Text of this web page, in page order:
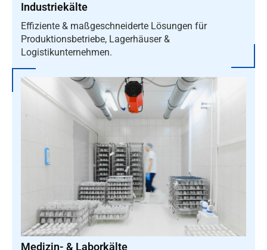
Industriekälte
Effiziente & maßgeschneiderte Lösungen für
Produktionsbetriebe, Lagerhäuser &
Logistikunternehmen.
Medizin- & Laborkälte